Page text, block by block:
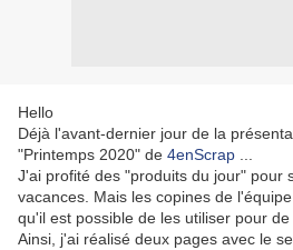
Hello
Déjà l'avant-dernier jour de la
"Printemps 2020" de 4enScrap
J'ai profité des "produits du jour" pour
vacances. Mais les copines de
qu'il est possible de les utiliser pour
Ainsi, j'ai réalisé deux pages avec le